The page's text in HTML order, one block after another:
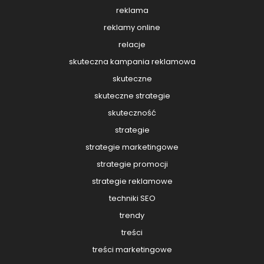
reklama
reklamy online
relacje
skuteczna kampania reklamowa
skuteczne
skuteczne strategie
skuteczność
strategie
strategie marketingowe
strategie promocji
strategie reklamowe
techniki SEO
trendy
treści
treści marketingowe